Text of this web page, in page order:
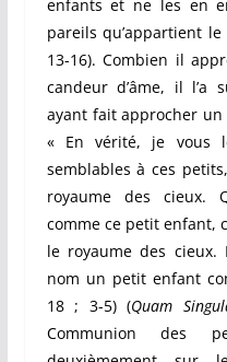
enfants et ne les en
pareils qu’appartient
13-16). Combien il
candeur d’âme, il l’a
ayant fait approcher
« En vérité, je vous
semblables à ces
royaume des cieux.
comme ce petit enfant,
le royaume des
nom un petit enfant
18 ; 3-5) (Quam
Communion des